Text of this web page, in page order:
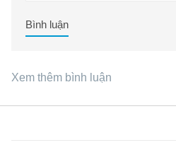
Bình luận
Xem thêm bình luận